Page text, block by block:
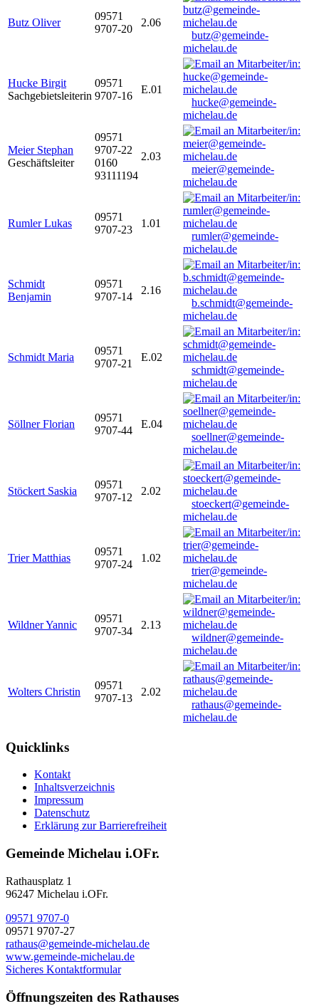
Butz Oliver
09571
9707-20
2.06
butz@gemeinde-
michelau.de
Hucke Birgit
Sachgebietsleiterin
09571
9707-16
E.01
hucke@gemeinde-
michelau.de
Meier Stephan
Geschäftsleiter
09571
9707-22
0160
93111194
2.03
meier@gemeinde-
michelau.de
Rumler Lukas
09571
9707-23
1.01
rumler@gemeinde-
michelau.de
Schmidt
Benjamin
09571
9707-14
2.16
b.schmidt@gemeinde-
michelau.de
Schmidt Maria
09571
9707-21
E.02
schmidt@gemeinde-
michelau.de
Söllner Florian
09571
9707-44
E.04
soellner@gemeinde-
michelau.de
Stöckert Saskia
09571
9707-12
2.02
stoeckert@gemeinde-
michelau.de
Trier Matthias
09571
9707-24
1.02
trier@gemeinde-
michelau.de
Wildner Yannic
09571
9707-34
2.13
wildner@gemeinde-
michelau.de
Wolters Christin
09571
9707-13
2.02
rathaus@gemeinde-
michelau.de
Quicklinks
Kontakt
Inhaltsverzeichnis
Impressum
Datenschutz
Erklärung zur Barrierefreiheit
Gemeinde Michelau i.OFr.
Rathausplatz 1
96247 Michelau i.OFr.
09571 9707-0
09571 9707-27
rathaus@gemeinde-michelau.de
www.gemeinde-michelau.de
Sicheres Kontaktformular
Öffnungszeiten des Rathauses